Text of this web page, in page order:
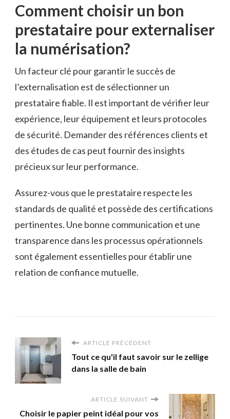
Comment choisir un bon
prestataire pour externaliser
la numérisation?
Un facteur clé pour garantir le succès de
l’externalisation est de sélectionner un
prestataire fiable. Il est important de vérifier leur
expérience, leur équipement et leurs protocoles
de sécurité. Demander des références clients et
des études de cas peut fournir des insights
précieux sur leur performance.
Assurez-vous que le prestataire respecte les
standards de qualité et possède des certifications
pertinentes. Une bonne communication et une
transparence dans les processus opérationnels
sont également essentielles pour établir une
relation de confiance mutuelle.
ARTICLE PRÉCÉDENT
Tout ce qu'il faut savoir sur le zellige
dans la salle de bain
ARTICLE SUIVANT
Choisir le papier peint idéal pour vos